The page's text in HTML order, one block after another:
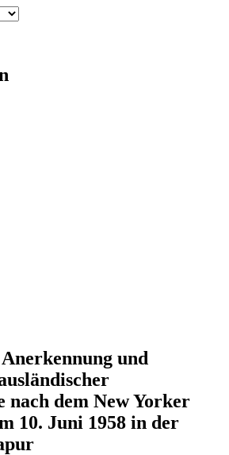
und
nach dem New Yorker
10. Juni 1958 in der